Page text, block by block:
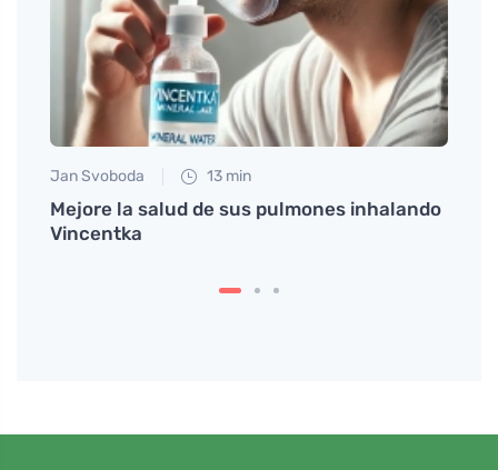
Jan Svoboda 13 min
Mejore la salud de sus pulmones inhalando
Vincentka